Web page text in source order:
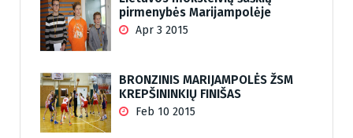
pirmenybės Marijampolėje
Apr 3 2015
BRONZINIS MARIJAMPOLĖS ŽSM
KREPŠININKIŲ FINIŠAS
Feb 10 2015